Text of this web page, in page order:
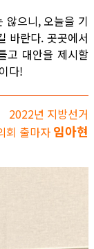
않으니, 오늘을 기
바란다. 곳곳에서
고 대안을 제시할
다!
2022년 지방선거
회 출마자 임아현